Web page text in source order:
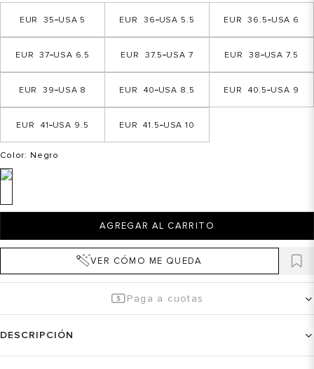
5
35 5.5
36 6
36.5
6.5
37 7
37.5 7.5
38
8
39 8.5
40 9
40.5
9.5
41 10
41.5
Color: Negro
AGREGAR AL CARRITO
VER CÓMO ME QUEDA
Paga a cuotas
DESCRIPCIÓN
klein
balance 574